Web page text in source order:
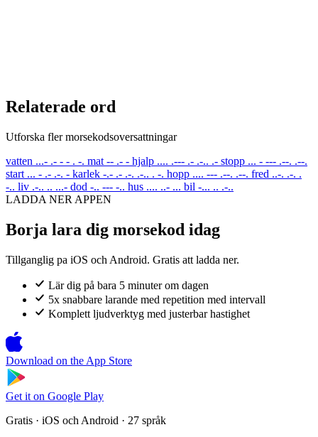
Relaterade ord
Utforska fler morsekodsoversattningar
vatten ...- .- - - . -. mat -- .- - hjalp .... .--- .- .-.. .- stopp ... - --- .--. .--.
start ... - .- .-. - karlek -.- .- .-. .-.. . -. hopp .... --- .--. .--. fred ..-. .-. .
-.. liv .-.. .. ...- dod -.. --- -.. hus .... ..- ... bil -... .. .-..
LADDA NER APPEN
Borja lara dig morsekod idag
Tillganglig pa iOS och Android. Gratis att ladda ner.
Lär dig på bara 5 minuter om dagen
5x snabbare larande med repetition med intervall
Komplett ljudverktyg med justerbar hastighet
Download on the App Store
Get it on Google Play
Gratis · iOS och Android · 27 språk